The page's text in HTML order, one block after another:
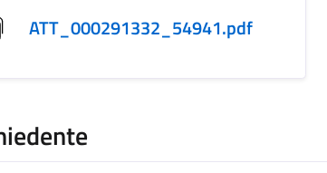
ATT_000291332_54941.pdf